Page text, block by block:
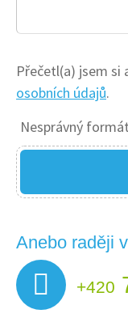
Přečetl(a) jsem si
osobních údajů.
Nesprávný formát
Anebo raději
+420